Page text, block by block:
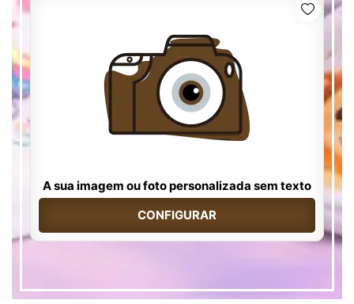
A sua imagem ou foto personalizada sem texto
CONFIGURAR